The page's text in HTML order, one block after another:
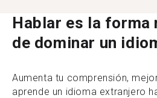
Hablar es la forma
de dominar un
Aumenta tu comprensión,
aprende un idioma extranjero